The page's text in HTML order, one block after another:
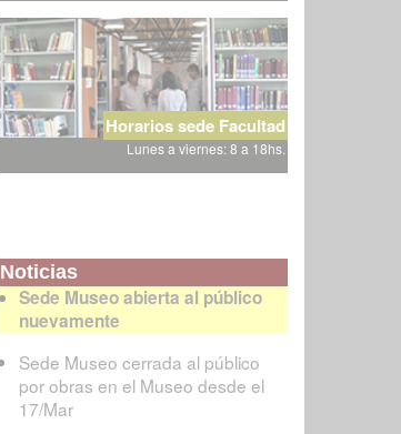
Horarios sede Facultad
Lunes a viernes: 8 a 18hs.
Noticias
Sede Museo abierta al público
nuevamente
Sede Museo cerrada al público
por obras en el Museo desde el
17/Mar